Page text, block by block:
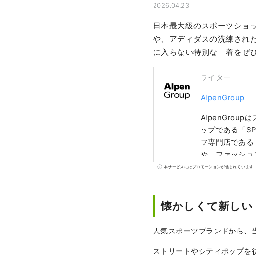
2026.04.23
日本最大級のスポーツショ
や、アディダスの洗練され
に入らない特別な一着をぜ
ライター
AlpenGroup
AlpenGroupは
ップである「
フ専門店であ
や、ファッシ
べてのお客様に
本サービスにはプロモーションが含まれています
懐かしくて新し
人気スポーツブランドから、
ストリートやシティポップを